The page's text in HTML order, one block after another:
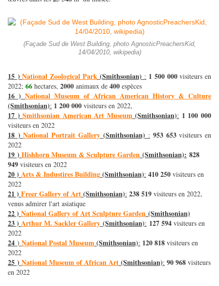
(Façade Sud de West Building, photo AgnosticPreachersKid,
14/04/2010, wikipedia)
15 )National Zoological Park (Smithsonian) : 1 500 000visiteurs en
2022; 66 hectares, 2000 animaux de 400 espèces
16 ) National Museum of African American History & Culture
(Smithsonian): 1 200 000 visiteurs en 2022,
17 )Smithsonian American Art Museum (Smithsonian): 1 100 000
visiteurs en 2022
18 )National Portrait Gallery (Smithsonian) : 953 653visiteurs en
2022
19 ) Hishhorn Museum & Sculpture Garden (Smithsonian): 828
949 visiteurs en 2022
20 ) Arts & Industires Building(Smithsonian): 410 250 visiteurs en
2022
21 ) Freer Gallery of Art(Smithsonian): 238 519 visiteurs en 2022,
venus admirer l'art asiatique
22 ) National Gallery of Art Sculpture Garden (Smithsonian)
23 ) Arthur M. Sackler Gallery (Smithsonian): 127 594 visiteurs en
2022
24 ) National Postal Museum(Smithsonian): 120 818 visiteurs en
2022
25 ) National Museum of African Art(Smithsonian): 90 968 visiteurs
en 2022